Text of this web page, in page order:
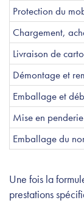
Protection du
Chargement,
Livraison de
Démontage et
Emballage et
Mise en
Emballage du
Une fois la
prestations